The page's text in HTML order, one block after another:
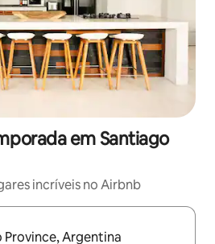
em Santiago
incríveis no Airbnb
disponíveis, explore-os